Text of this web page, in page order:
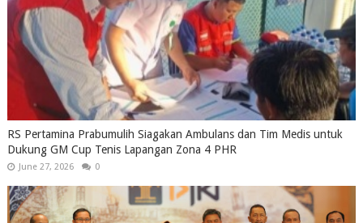
RS Pertamina Prabumulih Siagakan Ambulans dan Tim Medis untuk
Dukung GM Cup Tenis Lapangan Zona 4 PHR
June 27, 2026 0